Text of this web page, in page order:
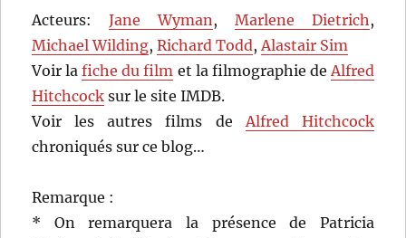
Acteurs:Jane Wyman, Marlene Dietrich,
Michael Wilding,Richard Todd,Alastair Sim
Voir lafiche du film et la filmographie deAlfred
Hitchcock sur le site IMDB.
Voir les autres films deAlfred Hitchcock
chroniqués sur ce blog…
Remarque :
* On remarquera la présence de Patricia